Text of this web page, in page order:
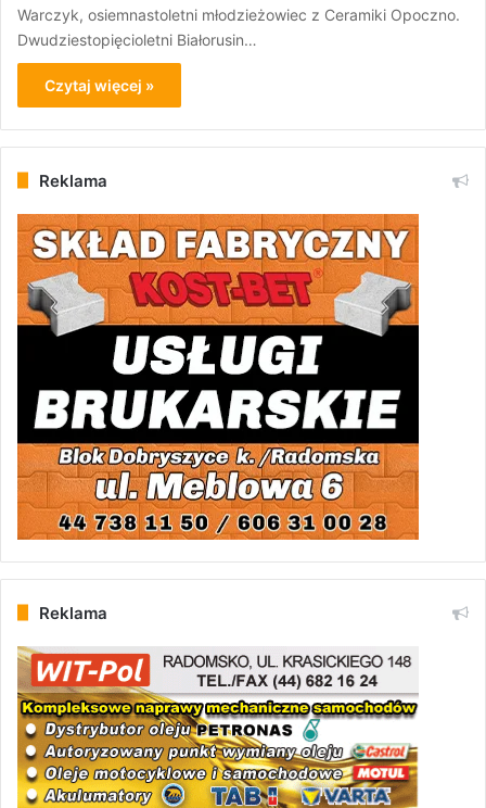
Warczyk, osiemnastoletni młodzieżowiec z Ceramiki Opoczno.
Dwudziestopięcioletni Białorusin…
Czytaj więcej »
Reklama
Reklama